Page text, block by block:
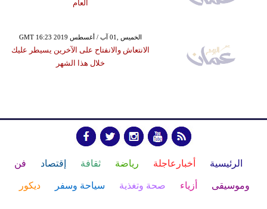
العام
GMT 16:23 2019 الخميس ,01 آب / أغسطس
الانتعاش والانفتاح على الآخرين يسيطر عليك
خلال هذا الشهر
الرئيسية أخبارعاجلة رياضة ثقافة إقتصاد فن
وموسيقى أزياء صحة وتغذية سياحة وسفر ديكور